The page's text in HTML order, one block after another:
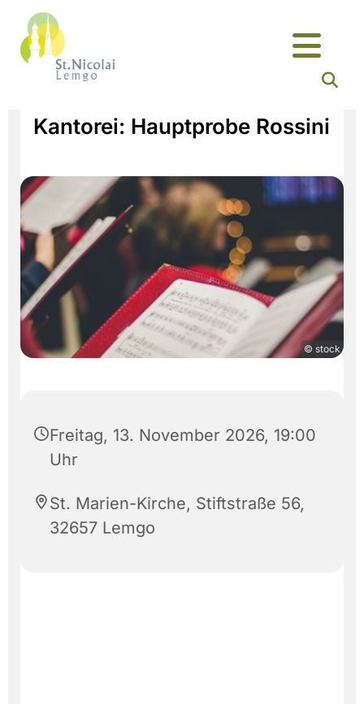
Kantorei: Hauptprobe Rossini
© stock
Freitag, 13. November 2026, 19:00
Uhr
St. Marien-Kirche, Stiftstraße 56,
32657 Lemgo